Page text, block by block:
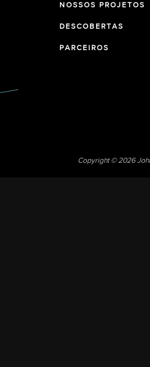
NOSSOS PROJETOS
DESCOBERTAS
PARCEIROS
Copyright © 2026